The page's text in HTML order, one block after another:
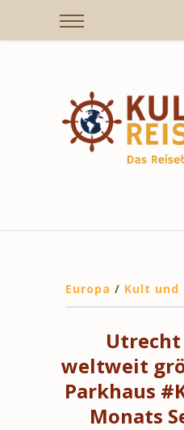
Europa / Kult und
weltweit
Parkhaus
Monats